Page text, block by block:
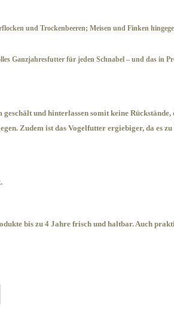
und Trockenbeeren; Meisen und Finken
Ganzjahresfutter für jeden Schnabel – und das in
und hinterlassen somit keine
Zudem ist das Vogelfutter ergiebiger, da es
bis zu 4 Jahre frisch und haltbar. Auch